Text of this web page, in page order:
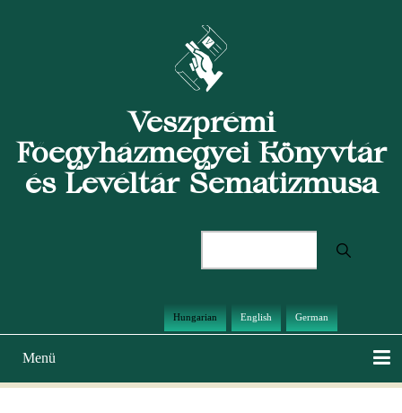
Veszprémi
Főegyházmegyei Könyvtár
és Levéltár Sematizmusa
Hungarian English German
Main
navigation
Menü